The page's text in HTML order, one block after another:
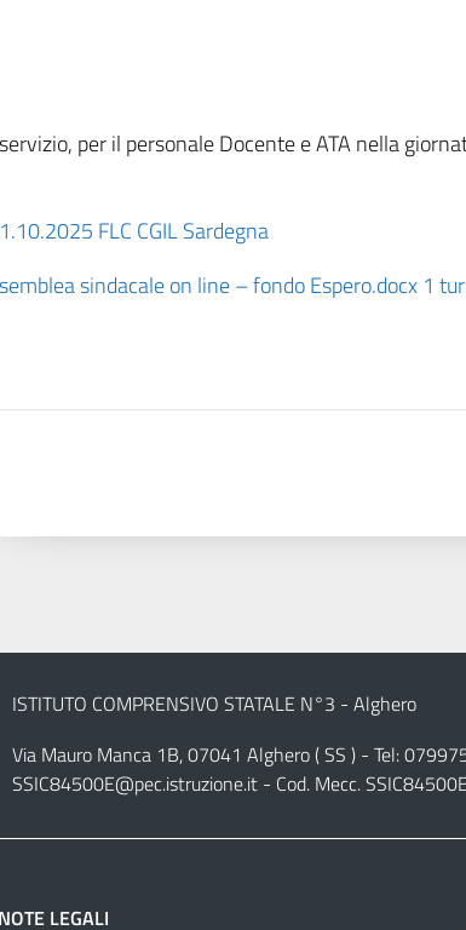
per il personale Docente e ATA nella
FLC CGIL Sardegna
sindacale on line – fondo Espero.docx 1
ISTITUTO COMPRENSIVO STATALE N°3 - Alghero
Via Mauro Manca 1B, 07041 Alghero ( SS ) - Tel:
SSIC84500E@pec.istruzione.it- Cod. Mecc.
NOTE LEGALI